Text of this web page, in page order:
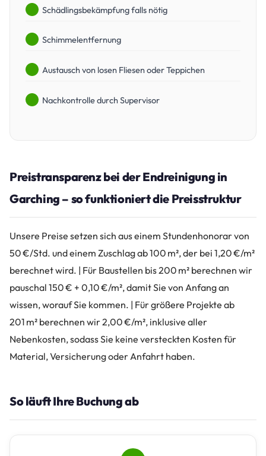
Schädlingsbekämpfung falls nötig
Schimmelentfernung
Austausch von losen Fliesen oder Teppichen
Nachkontrolle durch Supervisor
Preistransparenz bei der Endreinigung in
Garching – so funktioniert die Preisstruktur
Unsere Preise setzen sich aus einem Stundenhonorar von
50 €/Std. und einem Zuschlag ab 100 m², der bei 1,20 €/m²
berechnet wird. | Für Baustellen bis 200 m² berechnen wir
pauschal 150 € + 0,10 €/m², damit Sie von Anfang an
wissen, worauf Sie kommen. | Für größere Projekte ab
201 m² berechnen wir 2,00 €/m², inklusive aller
Nebenkosten, sodass Sie keine versteckten Kosten für
Material, Versicherung oder Anfahrt haben.
So läuft Ihre Buchung ab